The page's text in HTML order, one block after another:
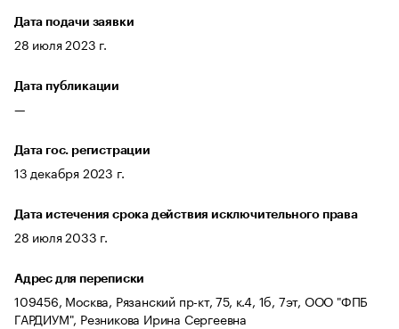
Дата подачи заявки
28 июля 2023 г.
Дата публикации
—
Дата гос. регистрации
13 декабря 2023 г.
Дата истечения срока действия исключительного права
28 июля 2033 г.
Адрес для переписки
109456, Москва, Рязанский пр-кт, 75, к.4, 1б, 7эт, ООО "ФПБ
ГАРДИУМ", Резникова Ирина Сергеевна